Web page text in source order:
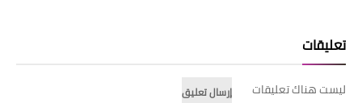
تعليقات
ليست هناك تعليقات إرسال تعليق